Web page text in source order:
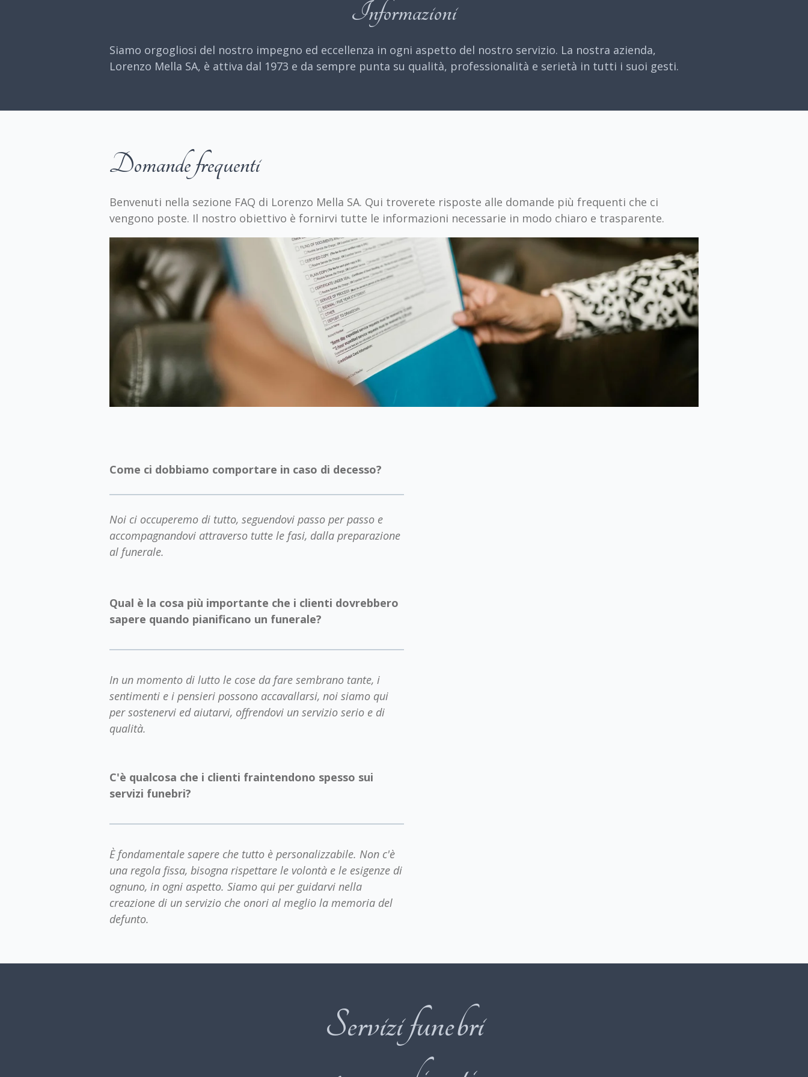
Informazioni
Siamo orgogliosi del nostro impegno ed eccellenza in ogni aspetto del nostro servizio. La nostra azienda,
Lorenzo Mella SA, è attiva dal 1973 e da sempre punta su qualità, professionalità e serietà in tutti i suoi gesti.
Domande frequenti
Benvenuti nella sezione FAQ di Lorenzo Mella SA. Qui troverete risposte alle domande più frequenti che ci
vengono poste. Il nostro obiettivo è fornirvi tutte le informazioni necessarie in modo chiaro e trasparente.
Come ci dobbiamo comportare in caso di decesso?
Noi ci occuperemo di tutto, seguendovi passo per passo e
accompagnandovi attraverso tutte le fasi, dalla preparazione
al funerale.
Qual è la cosa più importante che i clienti dovrebbero
sapere quando pianificano un funerale?
In un momento di lutto le cose da fare sembrano tante, i
sentimenti e i pensieri possono accavallarsi, noi siamo qui
per sostenervi ed aiutarvi, offrendovi un servizio serio e di
qualità.
C'è qualcosa che i clienti fraintendono spesso sui
servizi funebri?
È fondamentale sapere che tutto è personalizzabile. Non c'è
una regola fissa, bisogna rispettare le volontà e le esigenze di
ognuno, in ogni aspetto. Siamo qui per guidarvi nella
creazione di un servizio che onori al meglio la memoria del
defunto.
Servizi funebri